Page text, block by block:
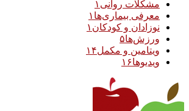
مشکلات روانی ۱
معرفی بیماری‌ها ۱
نوزادان و کودکان ۱
ورزش‌ها۵
ویتامین و مکمل۱۴
ویدیوها۱۶